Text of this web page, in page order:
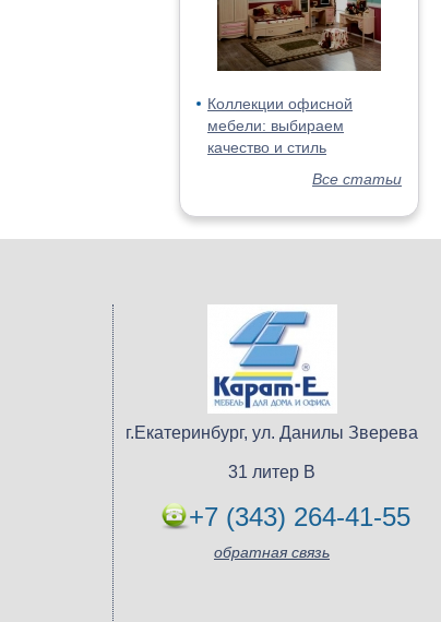
Коллекции офисной
мебели: выбираем
качество и стиль
Все статьи
г.Екатеринбург, ул. Данилы Зверева
31 литер В
+7 (343) 264-41-55
обратная связь